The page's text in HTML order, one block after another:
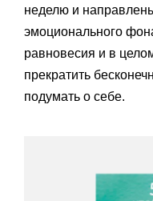
неделю и
эмоционального
равновесия и в
прекратить
подумать о себе.